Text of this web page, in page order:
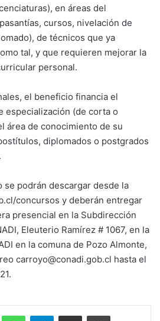
en áreas del
cursos, nivelación de
de técnicos que ya
tal, y que requieren mejorar la
personal.
el beneficio financia el
especialización (de corta o
área de conocimiento de su
diplomados o postgrados
se podrán descargar desde la
concursos y deberán entregar
presencial en la Subdirección
Eleuterio Ramírez # 1067, en la
en la comuna de Pozo Almonte,
carroyo@conadi.gob.cl hasta el
WhatsAppTelegramEnviar vía email Imprimir